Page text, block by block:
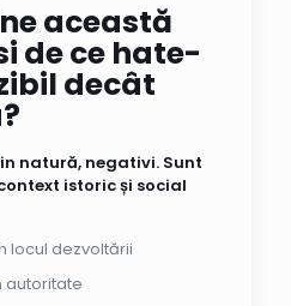
această
de ce hate-
decât
natură, negativi. Sunt
istoric și social
locul dezvoltării
autoritate